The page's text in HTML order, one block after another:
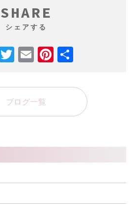
SHARE
シェアする
Facebook
Twitter
EmailPinterest
ブログ一覧